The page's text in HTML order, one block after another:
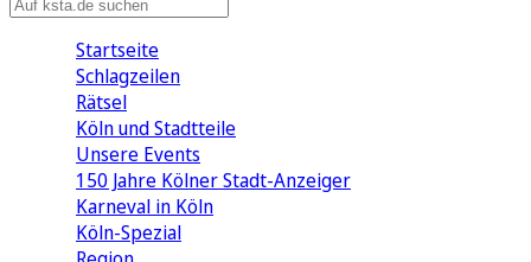
Startseite
Schlagzeilen
Rätsel
Köln und Stadtteile
Unsere Events
150 Jahre Kölner Stadt-Anzeiger
Karneval in Köln
Köln-Spezial